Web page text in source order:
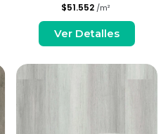
$51.552 /m²
Ver Detalles